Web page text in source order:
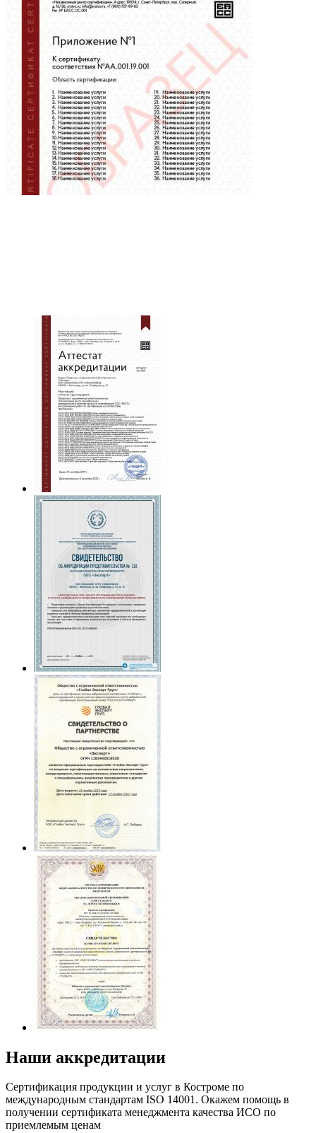
Наши аккредитации
Сертификация продукции и услуг в Костроме по
международным стандартам ISO 14001. Окажем помощь в
получении сертификата менеджмента качества ИСО по
приемлемым ценам